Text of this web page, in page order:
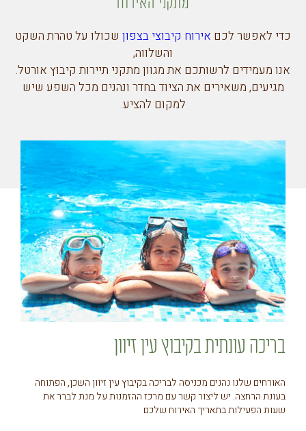
כדי לאפשר לכם אירוח קיבוצי בצפון שכולו על טהרת השקט
והשלווה,
אנו מעמידים לרשותכם את מגוון מתקני תיירות קיבוץ אורטל.
מגיעים, משאירים את הציוד בחדר ונהנים מכל השפע שיש
למקום להציע.
בריכה עונתית בקיבוץ עין זיוון
האורחים שלנו נהנים מכניסה לבריכה בקיבוץ עין זיוון השכן, הפתוחה
בעונת הרחצה. יש ליצור קשר עם מרכז ההזמנות על מנת לברר את
שעות הפעילות בתאריך האירוח שלכם